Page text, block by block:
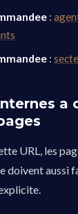
:
:
a
URL, les
doivent aussi